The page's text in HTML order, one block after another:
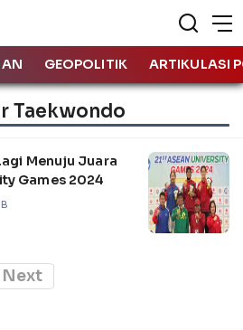
GEOPOLITIK ARTIKULASI
Taekwondo
Menuju Juara
Games 2024
Next